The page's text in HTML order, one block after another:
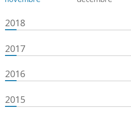
2018
2017
2016
2015